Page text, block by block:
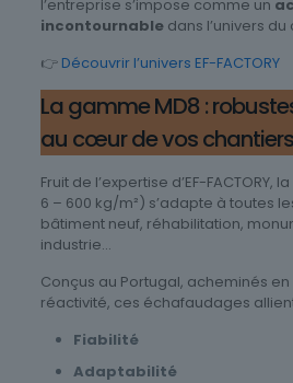
l’entreprise s’impose comme un
incontournabledans l’univers
👉 Découvrir l’univers EF-FACTORY
La gamme MD8 :
au cœur de vos chantiers
Fruit de l’expertise d’EF-FACTORY, la
6 – 600 kg/m²) s’adapte à toutes
bâtiment neuf, réhabilitation,
industrie…
Conçus au Portugal, acheminés
réactivité, ces échafaudages
Fiabilité
Adaptabilité